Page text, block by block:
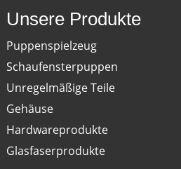
Unsere Produkte
Puppenspielzeug
Schaufensterpuppen
Unregelmäßige Teile
Gehäuse
Hardwareprodukte
Glasfaserprodukte